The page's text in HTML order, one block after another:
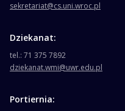
sekretariat@cs.uni.wroc.pl
Dziekanat:
tel.: 71 375 7892
dziekanat.wmi@uwr.edu.pl
Portiernia: